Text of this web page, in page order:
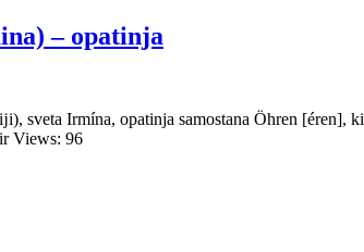
– opatinja
sveta Irmína, opatinja samostana Öhren [éren],
Views: 96